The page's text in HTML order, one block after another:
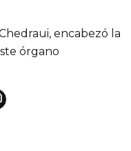
encabezó la
órgano